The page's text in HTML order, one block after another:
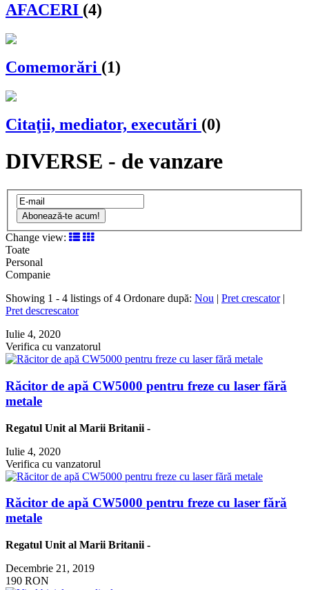
AFACERI (4)
Comemorări (1)
Citaţii, mediator, executări (0)
DIVERSE - de vanzare
Abonează-te acum!
Change view:
Toate
Personal
Companie
Showing 1 - 4 listings of 4 Ordonare după: Nou | Pret crescator |
Pret descrescator
Iulie 4, 2020
Verifica cu vanzatorul
Răcitor de apă CW5000 pentru freze cu laser fără
metale
Regatul Unit al Marii Britanii -
Iulie 4, 2020
Verifica cu vanzatorul
Răcitor de apă CW5000 pentru freze cu laser fără
metale
Regatul Unit al Marii Britanii -
Decembrie 21, 2019
190 RON